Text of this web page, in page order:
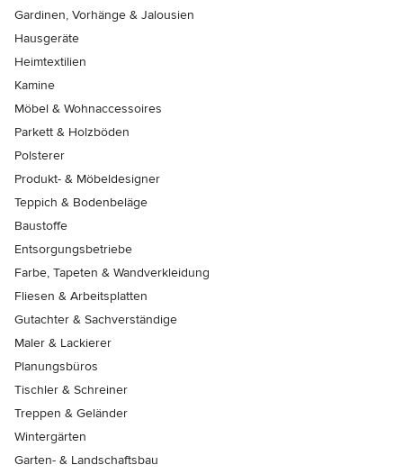
Gardinen, Vorhänge & Jalousien
Hausgeräte
Heimtextilien
Kamine
Möbel & Wohnaccessoires
Parkett & Holzböden
Polsterer
Produkt- & Möbeldesigner
Teppich & Bodenbeläge
Baustoffe
Entsorgungsbetriebe
Farbe, Tapeten & Wandverkleidung
Fliesen & Arbeitsplatten
Gutachter & Sachverständige
Maler & Lackierer
Planungsbüros
Tischler & Schreiner
Treppen & Geländer
Wintergärten
Garten- & Landschaftsbau